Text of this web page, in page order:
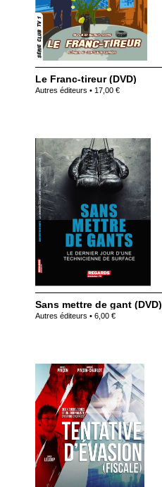
Le Franc-tireur (DVD)
Autres éditeurs • 17,00 €
Sans mettre de gant (DVD)
Autres éditeurs • 6,00 €